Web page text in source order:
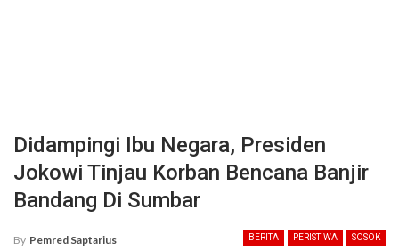
Didampingi Ibu Negara, Presiden
Jokowi Tinjau Korban Bencana Banjir
Bandang Di Sumbar
BERITA PERISTIWA SOSOK
By Pemred Saptarius